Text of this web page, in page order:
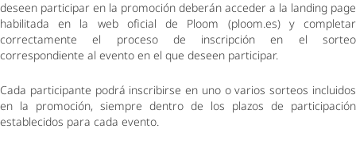
deseen participar en la promoción deberán acceder a la landing page
habilitada en la web oficial de Ploom (ploom.es) y completar
correctamente el proceso de inscripción en el sorteo
correspondiente al evento en el que deseen participar.
Cada participante podrá inscribirse en uno o varios sorteos incluidos
en la promoción, siempre dentro de los plazos de participación
establecidos para cada evento.